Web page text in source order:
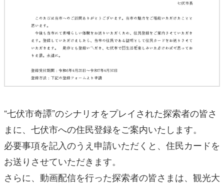
“七伏市奇譚”のシナリオをプレイされた探索者の皆さ
まに、七伏市への住民登録をご案内いたします。
必要事項を記入のうえ申請いただくと、住民カードを
お送りさせていただきます。
さらに、動画配信を行った探索者の皆さまは、観光大